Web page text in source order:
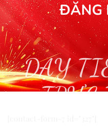
ĐĂNG
DẠY
TRỰC